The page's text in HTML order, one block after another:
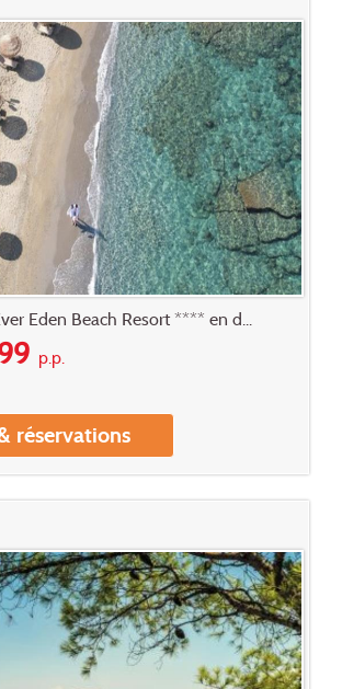
Eden Beach Resort **** en d...
p.p.
réservations